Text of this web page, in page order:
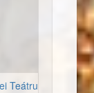
Teátrum - Első